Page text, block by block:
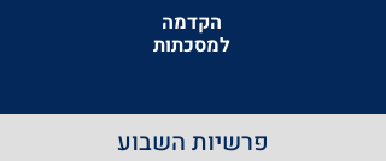
הקדמה
למסכתות
פרשיות השבוע